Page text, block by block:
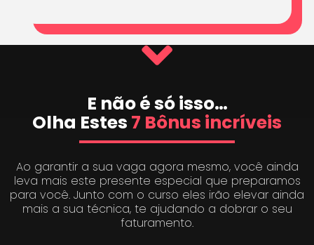
E não é só isso…
Olha Estes 7 Bônus incríveis
Ao garantir a sua vaga agora mesmo, você ainda
leva mais este presente especial que preparamos
para você. Junto com o curso eles irão elevar ainda
mais a sua técnica, te ajudando a dobrar o seu
faturamento.